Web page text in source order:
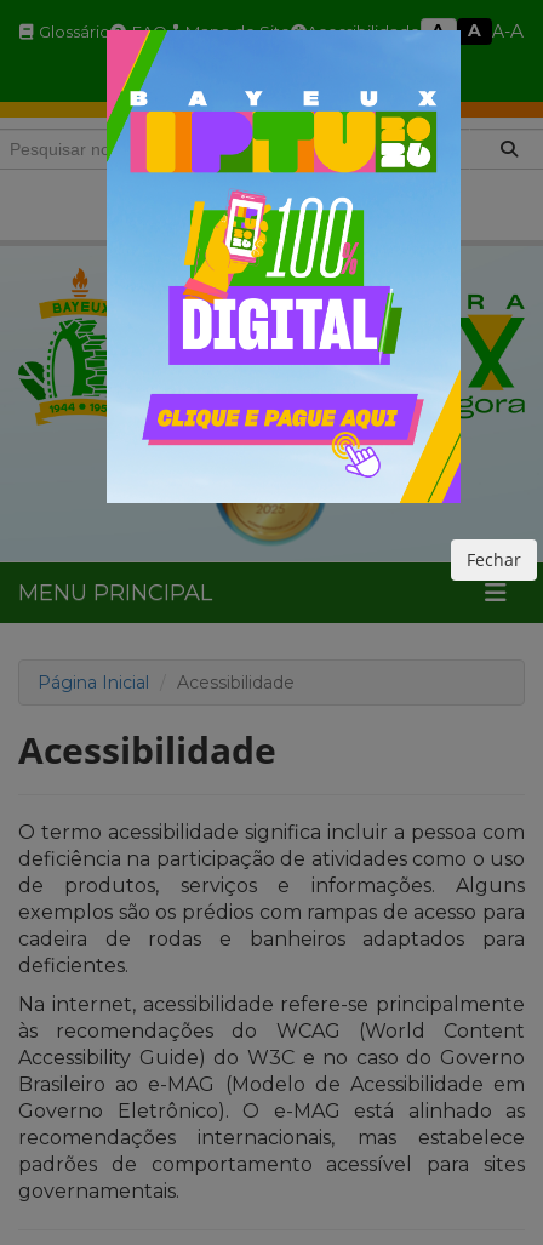
Glossário FAQ Mapa do Site Acessibilidade A A A-A
MENU PRINCIPAL
Página Inicial Acessibilidade
Acessibilidade
O termo acessibilidade significa incluir a pessoa com
deficiência na participação de atividades como o uso
de produtos, serviços e informações. Alguns
exemplos são os prédios com rampas de acesso para
cadeira de rodas e banheiros adaptados para
deficientes.
Na internet, acessibilidade refere-se principalmente
às recomendações do WCAG (World Content
Accessibility Guide) do W3C e no caso do Governo
Brasileiro ao e-MAG (Modelo de Acessibilidade em
Governo Eletrônico). O e-MAG está alinhado as
recomendações internacionais, mas estabelece
padrões de comportamento acessível para sites
governamentais.
Fechar